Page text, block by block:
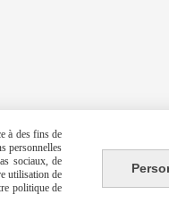
à des fins de
personnelles
sociaux, de
utilisation de
politique de